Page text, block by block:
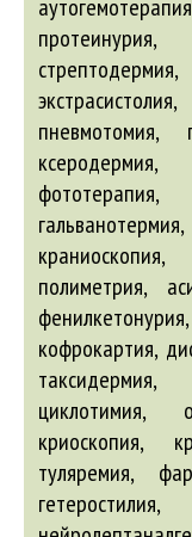
протеинурия,
пневмотомия,
полиметрия,
кофрокартия,
циклотимия,
криоскопия,
туляремия,